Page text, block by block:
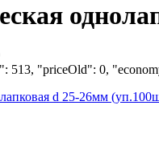
"priceOld": 0,